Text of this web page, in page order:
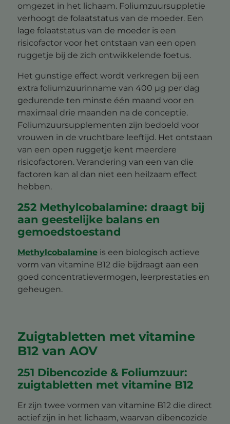
omgezet in het lichaam. Foliumzuursuppletie
verhoogt de folaatstatus van de moeder. Een
lage folaatstatus van de moeder is een
risicofactor voor het ontstaan van een open
ruggetje bij de zich ontwikkelende foetus.
Het gunstige effect wordt verkregen bij een
extra foliumzuurinname van 400 μg per dag
gedurende ten minste één maand voor en
maximaal drie maanden na de conceptie.
Foliumzuursupplementen zijn bedoeld voor
vrouwen in de vruchtbare leeftijd. Het ontstaan
van een open ruggetje kent meerdere
risicofactoren. Verandering van een van die
factoren kan al dan niet een heilzaam effect
hebben.
252 Methylcobalamine: draagt bij
aan geestelijke balans en
gemoedstoestand
Methylcobalamineis een biologisch actieve
vorm van vitamine B12 die bijdraagt aan een
goed concentratievermogen, leerprestaties en
geheugen.
Zuigtabletten met vitamine
B12 van AOV
251 Dibencozide & Foliumzuur:
zuigtabletten met vitamine B12
Er zijn twee vormen van vitamine B12 die direct
actief zijn in het lichaam, waarvan dibencozide